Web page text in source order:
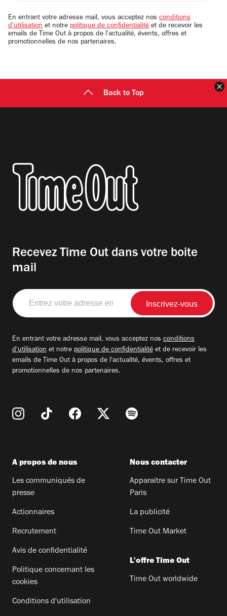
email
En entrant votre adresse mail, vous acceptez nos conditions
d'utilisation et notre politique de confidentialité et de recevoir les
emails de Time Out à propos de l'actualité, évents, offres et
promotionnelles de nos partenaires.
Back to Top
Recevez Time Out dans votre boite
mail
Entrez
votre
adresse
En entrant votre adresse mail, vous acceptez nos conditions
d'utilisation et notre politique de confidentialité et de recevoir les
emails de Time Out à propos de l'actualité, évents, offres et
promotionnelles de nos partenaires.
A propos de nous
Les communiqués de
presse
Actionnaires
Recrutement
Avis de confidentialité
Politique concernant les
cookies
Conditions d'utilisation
Nous contacter
Apparaitre sur Time Out
Paris
La publicité
Time Out Market
L'offre Time Out
Time Out worldwide